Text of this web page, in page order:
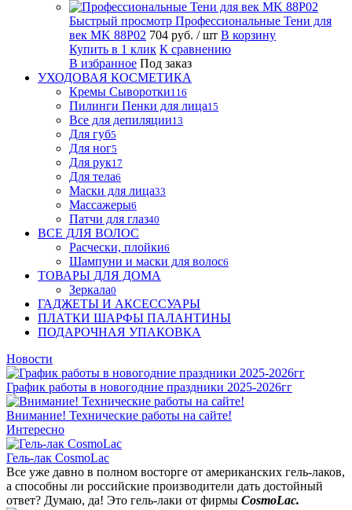
Быстрый просмотр Профессиональные Тени для
век MK 88P02 704 руб. / шт В корзину
Купить в 1 клик К сравнению
В избранное Под заказ
УХОДОВАЯ КОСМЕТИКА
Кремы Сыворотки116
Пилинги Пенки для лица15
Все для депиляции13
Для губ5
Для ног5
Для рук17
Для тела6
Маски для лица33
Массажеры6
Патчи для глаз40
ВСЕ ДЛЯ ВОЛОС
Расчески, плойки6
Шампуни и маски для волос6
ТОВАРЫ ДЛЯ ДОМА
Зеркала0
ГАДЖЕТЫ И АКСЕССУАРЫ
ПЛАТКИ ШАРФЫ ПАЛАНТИНЫ
ПОДАРОЧНАЯ УПАКОВКА
Новости
График работы в новогодние праздники 2025-2026гг
Внимание! Технические работы на сайте!
Интересно
Гель-лак CosmoLac
Все уже давно в полном восторге от американских гель-лаков,
а способны ли российские производители дать достойный
ответ? Думаю, да! Это гель-лаки от фирмы CosmoLac.